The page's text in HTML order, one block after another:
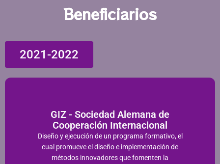
Beneficiarios
2021-2022
GIZ - Sociedad Alemana de
Cooperación Internacional
Diseño y ejecución de un programa formativo, el
cual promueve el diseño e implementación de
métodos innovadores que fomenten la